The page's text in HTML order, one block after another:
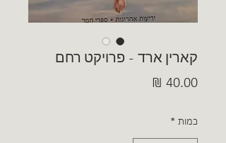
קארין ארד - פרויקט רחם
כמות *